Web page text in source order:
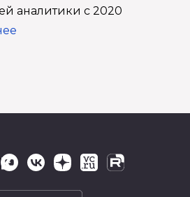
аналитики с 2020